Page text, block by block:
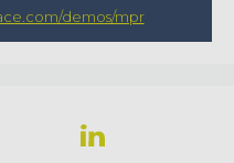
demos/mpr